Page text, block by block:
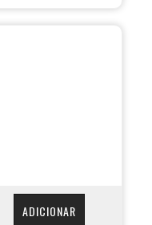
ADICIONAR